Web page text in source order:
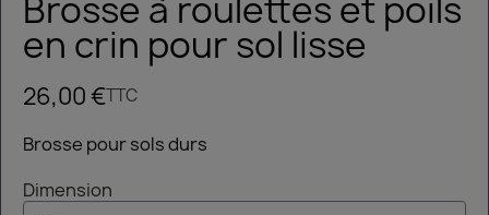
Brosse à roulettes et poils
en crin pour sol lisse
26,00 €TTC
Brosse pour sols durs
Dimension